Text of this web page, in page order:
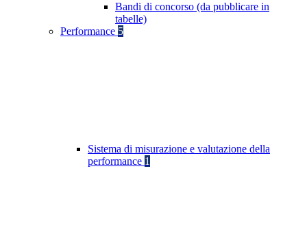
Bandi di concorso (da pubblicare in
tabelle)
Performance 5
Sistema di misurazione e valutazione della
performance 1